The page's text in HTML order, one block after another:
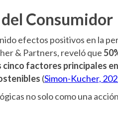
Consumidor
efectos positivos en la
& Partners, reveló que
factores principales
(Simon-Kucher,
no solo como una